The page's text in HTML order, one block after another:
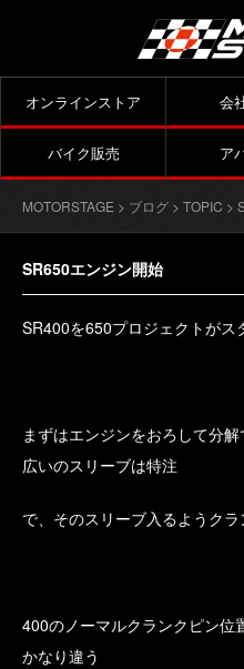
オンラインストア 会
バイク販売 ア
MOTORSTAGE > ブログ > TOPIC >
SR650エンジン開始
SR400を650プロジェクトがス
まずはエンジンをおろして分
広いのスリーブは特注
で、そのスリーブ入るようク
400のノーマルクランクピン位
かなり違う